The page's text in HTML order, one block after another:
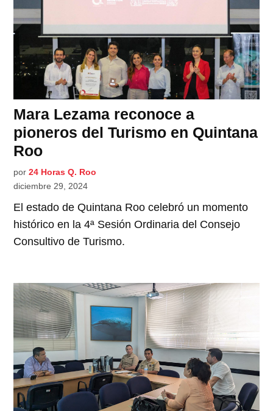
Mara Lezama reconoce a
pioneros del Turismo en Quintana
Roo
por 24 Horas Q. Roo
diciembre 29, 2024
El estado de Quintana Roo celebró un momento
histórico en la 4ª Sesión Ordinaria del Consejo
Consultivo de Turismo.